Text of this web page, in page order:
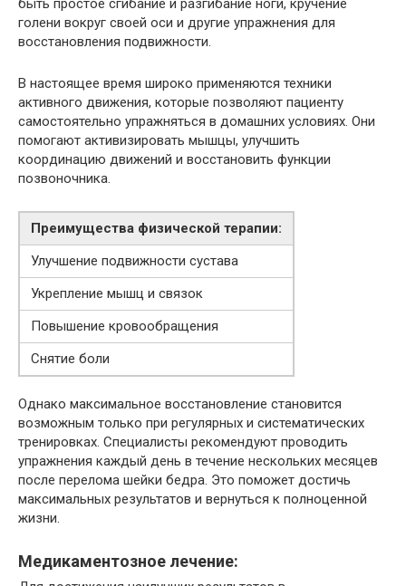
быть простое сгибание и разгибание ноги, кручение
голени вокруг своей оси и другие упражнения для
восстановления подвижности.
В настоящее время широко применяются техники
активного движения, которые позволяют пациенту
самостоятельно упражняться в домашних условиях. Они
помогают активизировать мышцы, улучшить
координацию движений и восстановить функции
позвоночника.
Преимущества физической терапии:
Улучшение подвижности сустава
Укрепление мышц и связок
Повышение кровообращения
Снятие боли
Однако максимальное восстановление становится
возможным только при регулярных и систематических
тренировках. Специалисты рекомендуют проводить
упражнения каждый день в течение нескольких месяцев
после перелома шейки бедра. Это поможет достичь
максимальных результатов и вернуться к полноценной
жизни.
Медикаментозное лечение: